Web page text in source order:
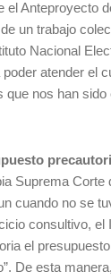
el Anteproyecto
un trabajo
Nacional
atender el
que nos han sido
Suprema Corte
cuando no se
consultivo, el
el
De esta